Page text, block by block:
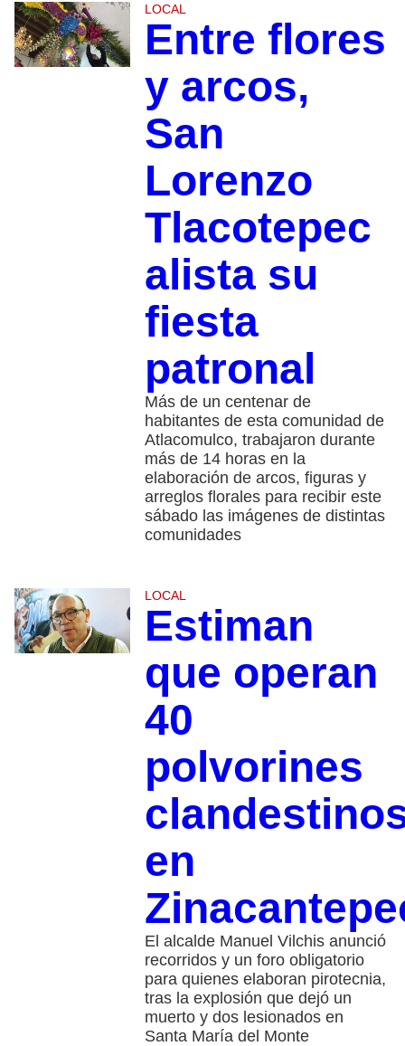
LOCAL
Entre flores
y arcos,
San
Lorenzo
Tlacotepec
alista su
fiesta
patronal
Más de un centenar de
habitantes de esta comunidad de
Atlacomulco, trabajaron durante
más de 14 horas en la
elaboración de arcos, figuras y
arreglos florales para recibir este
sábado las imágenes de distintas
comunidades
LOCAL
Estiman
que operan
40
polvorines
en
El alcalde Manuel Vilchis anunció
recorridos y un foro obligatorio
para quienes elaboran pirotecnia,
tras la explosión que dejó un
muerto y dos lesionados en
Santa María del Monte